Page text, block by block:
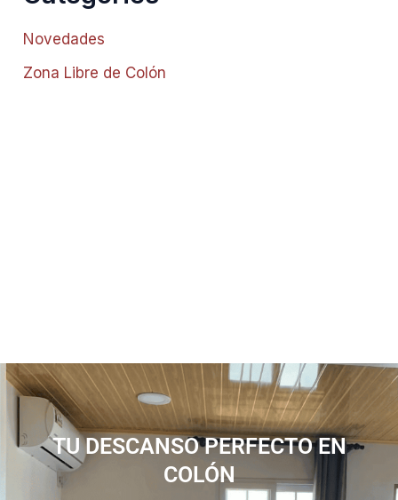
Novedades
Zona Libre de Colón
TU DESCANSO PERFECTO EN
COLÓN